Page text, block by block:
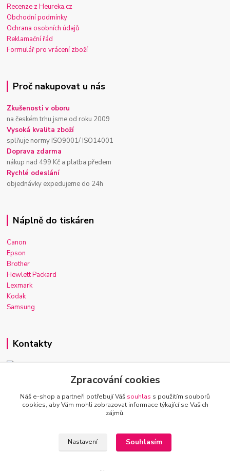
Recenze z Heureka.cz
Obchodní podmínky
Ochrana osobních údajů
Reklamační řád
Formulář pro vrácení zboží
Proč nakupovat u nás
Zkušenosti v oboru
na českém trhu jsme od roku 2009
Vysoká kvalita zboží
splňuje normy ISO9001/ ISO14001
Doprava zdarma
nákup nad 499 Kč a platba předem
Rychlé odeslání
objednávky expedujeme do 24h
Náplně do tiskáren
Canon
Epson
Brother
Hewlett Packard
Lexmark
Kodak
Samsung
Kontakty
Josef Macek
+420 603 921 266
Po-Ne, 7-22h
Zpracování cookies
Náš e-shop a partneři potřebují Váš souhlas s použitím souborů
cookies, aby Vám mohli zobrazovat informace týkající se Vašich
zájmů.
Nastavení Souhlasím